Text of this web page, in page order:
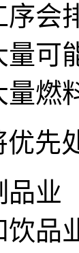
序会
量可
量燃
优先
品业
饮品